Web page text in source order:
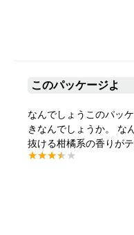
このパッケージよ
なんでしょうこのパッ
きなんでしょうか。 な
抜ける柑橘系の香りが
はおさえめです。女子